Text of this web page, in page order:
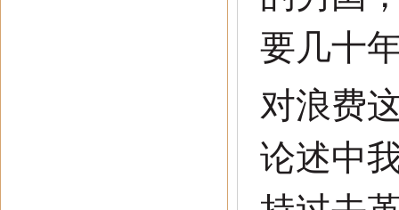
要几十
对浪费
论述中